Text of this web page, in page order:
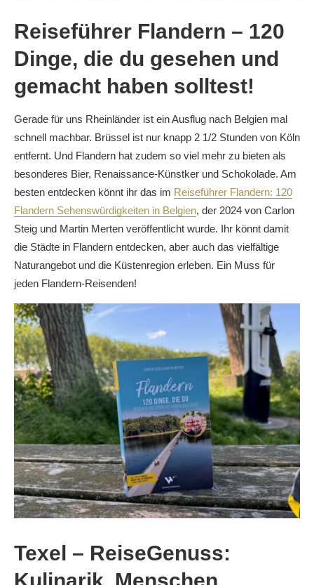
Reiseführer Flandern – 120
Dinge, die du gesehen und
gemacht haben solltest!
Gerade für uns Rheinländer ist ein Ausflug nach Belgien mal
schnell machbar. Brüssel ist nur knapp 2 1/2 Stunden von Köln
entfernt. Und Flandern hat zudem so viel mehr zu bieten als
besonderes Bier, Renaissance-Künstker und Schokolade. Am
besten entdecken könnt ihr das im Reiseführer Flandern: 120
Flandern Sehenswürdigkeiten in Belgien, der 2024 von Carlon
Steig und Martin Merten veröffentlicht wurde. Ihr könnt damit
die Städte in Flandern entdecken, aber auch das vielfältige
Naturangebot und die Küstenregion erleben. Ein Muss für
jeden Flandern-Reisenden!
Texel – ReiseGenuss: